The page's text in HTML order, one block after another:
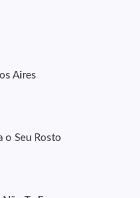
Aires
o Seu Rosto